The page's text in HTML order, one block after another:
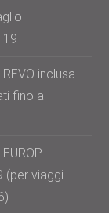
19
inclusa
fino al
(per viaggi